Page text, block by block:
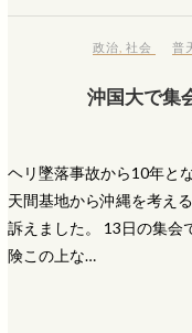
政治 ,社会 普
沖国大で集
ヘリ墜落事故から10年と
天間基地から沖縄を考え
訴えました。 13日の集会
険この上な…